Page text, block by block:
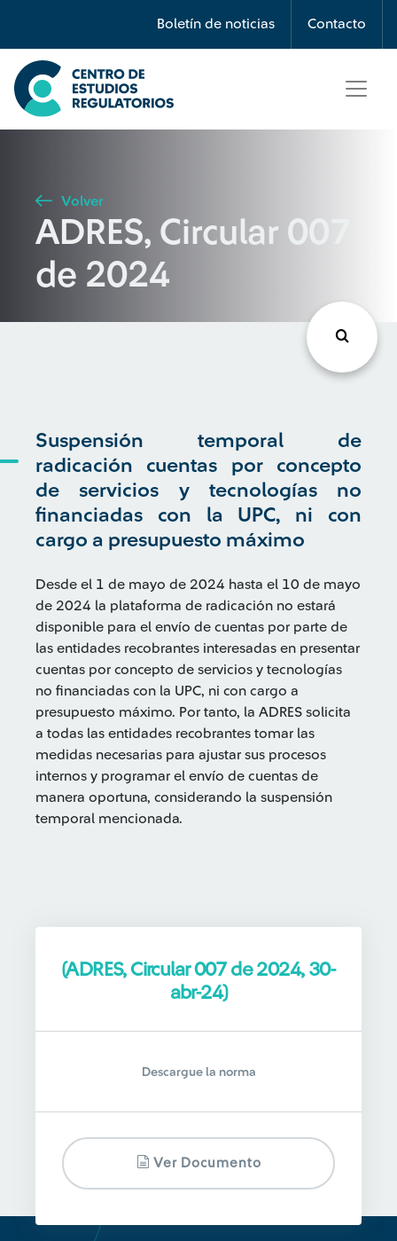
Boletín de noticias Contacto
Búsqueda
Seleccione país
Buscar
Volver
ADRES, Circular 007
de 2024
Suspensión temporal de
radicación cuentas por concepto
de servicios y tecnologías no
financiadas con la UPC, ni con
cargo a presupuesto máximo
Desde el 1 de mayo de 2024 hasta el 10 de mayo
de 2024 la plataforma de radicación no estará
disponible para el envío de cuentas por parte de
las entidades recobrantes interesadas en presentar
cuentas por concepto de servicios y tecnologías
no financiadas con la UPC, ni con cargo a
presupuesto máximo. Por tanto, la ADRES solicita
a todas las entidades recobrantes tomar las
medidas necesarias para ajustar sus procesos
internos y programar el envío de cuentas de
manera oportuna, considerando la suspensión
temporal mencionada.
(ADRES, Circular 007 de 2024, 30-
abr-24)
Descargue la norma
Ver Documento